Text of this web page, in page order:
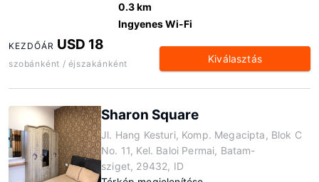
0.3 km
Ingyenes Wi-Fi
KEZDŐÁR USD 18
szobánként / éjszakánként Kiválasztás
Sharon Square
Jl. Hang Kesturi, Komp. Megacipta, Blok C
No. 11, Kel. Baloi Permai, Batam-
sziget, 29432, ID